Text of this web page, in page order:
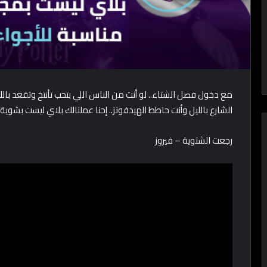
مع دخول فصل الشتاء.. لو أنت من الناس اللي بتحب تأنتخ وتقعد
الشارع بالليل وأنت حاطط الهيدفونز.. إحنا عملنالك بلاي ليست
رجعت الشتوية – فيروز